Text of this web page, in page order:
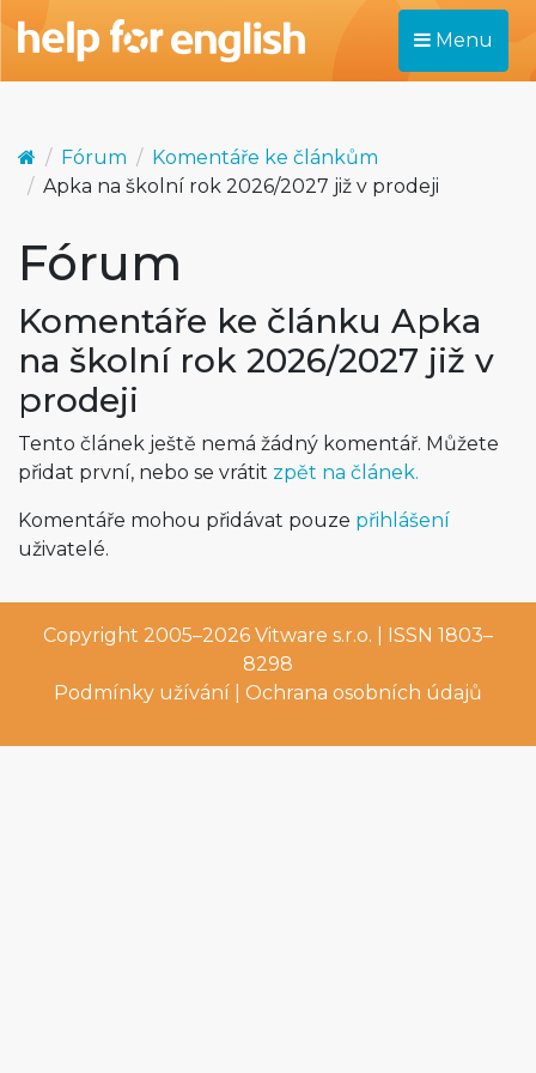
Menu
Fórum
Komentáře ke článkům
Apka na školní rok 2026/2027 již v prodeji
Fórum
Komentáře ke článku Apka
na školní rok 2026/2027 již v
prodeji
Tento článek ještě nemá žádný komentář. Můžete
přidat první, nebo se vrátit zpět na článek.
Komentáře mohou přidávat pouze přihlášení
uživatelé.
Copyright 2005–2026 Vitware s.r.o. | ISSN 1803–
8298
Podmínky užívání
Ochrana osobních údajů